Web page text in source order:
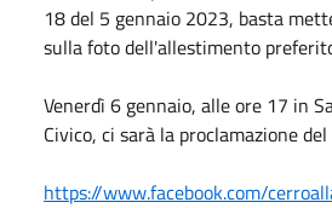
18 del 5 gennaio 2023, basta
sulla foto dell'allestimento
Venerdì 6 gennaio, alle ore 17 in
Civico, ci sarà la proclamazione
https://www.facebook.com/